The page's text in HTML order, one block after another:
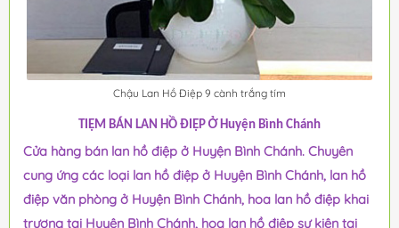
Chậu Lan Hồ Điệp 9 cành trắng tím
TIỆM BÁN LAN HỒ ĐIỆP Ở Huyện Bình Chánh
Cửa hàng bán lan hồ điệp ở Huyện Bình Chánh. Chuyên
cung ứng các loại lan hồ điệp ở Huyện Bình Chánh, lan hồ
điệp văn phòng ở Huyện Bình Chánh, hoa lan hồ điệp khai
trương tại Huyện Bình Chánh, hoa lan hồ điệp sự kiện tại